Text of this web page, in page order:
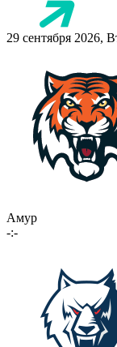
29 сентября 2026,
Амур
-:-